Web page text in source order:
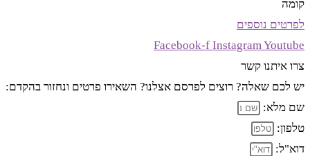
קומה
לפרטים נוספים
Facebook-f InstagramYoutube
צרו איתנו קשר
יש לכם שאלה? רוצים לפרסם אצלנו? השאירו פרטים ונחזור בהקדם:
שם מלא:
טלפון:
דוא"ל: